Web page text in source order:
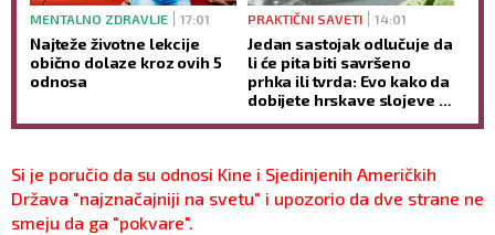
MENTALNO ZDRAVLJE 17:01
Najteže životne lekcije
obično dolaze kroz ovih 5
odnosa
PRAKTIČNI SAVETI 14:01
Jedan sastojak odlučuje da
li će pita biti savršeno
prhka ili tvrda: Evo kako da
dobijete hrskave slojeve -
Si je poručio da su odnosi Kine i Sjedinjenih Američkih
Država "najznačajniji na svetu" i upozorio da dve strane ne
smeju da ga "pokvare".